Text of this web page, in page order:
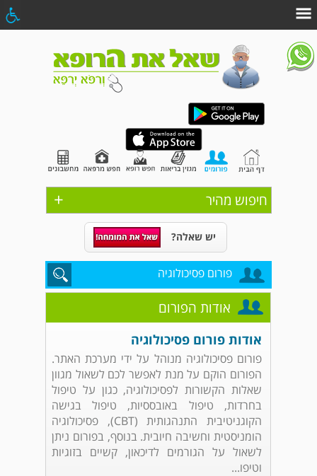
+ חיפוש מהיר
יש שאלה?
פורום פסיכולוגיה
אודות הפורום
אודות פורום פסיכולוגיה
פורום פסיכולוגיה מנוהל על ידי מערכת האתר.
הפורום הוקם על מנת לאפשר לכם לשאול מגוון
שאלות הקשורות לפסיכולוגיה, כגון על טיפול
בחרדות, טיפול באובססיות, טיפול בגישה
הקוגניטיבית התנהגותית (CBT), פסיכולוגיה
הומניסטית וחשיבה חיובית. בנוסף, בפורום ניתן
לשאול על הגורמים לדיכאון, קשיים בזוגיות
וטיפו...